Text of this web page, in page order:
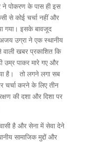
ने पोकरण के पास ही इस
से कोई चर्चा नहीं और
गया। इसके बावजूद
उग्रा ने एक स्थानीय
वाली खबर प्रकाशित कि
पाकर मारे गए और
है। तो लगने लगा सब
चर्चा करने के लिए तीन
की दशा और दिशा पर
है और सेना में सेवा देने
सामाजिक मुद्दों और